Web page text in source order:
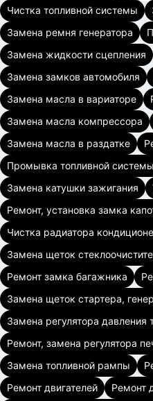
Чистка топливной системы
Замена ремня генератора
Замена жидкости сцепления
Замена замков автомобиля
Замена масла в вариаторе
Замена масла компрессора
Замена масла в раздатке
Промывка топливной системы
Замена катушки зажигания
Ремонт, установка замка
Чистка радиатора
Замена щеток
Ремонт замка багажника
Замена щеток стартера,
Замена регулятора давления
Ремонт, замена регулятора
Замена топливной рампы
Ремонт двигателей
Ремонт